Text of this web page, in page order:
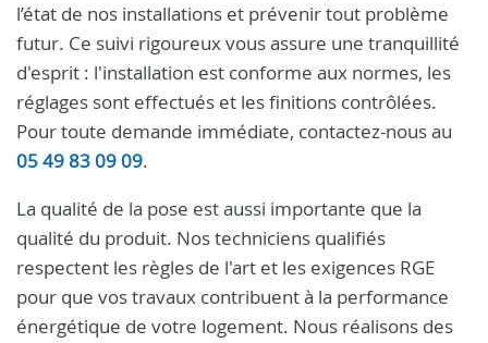
l’état de nos installations et prévenir tout problème
futur. Ce suivi rigoureux vous assure une tranquillité
d'esprit : l'installation est conforme aux normes, les
réglages sont effectués et les finitions contrôlées.
Pour toute demande immédiate, contactez-nous au
05 49 83 09 09.
La qualité de la pose est aussi importante que la
qualité du produit. Nos techniciens qualifiés
respectent les règles de l'art et les exigences RGE
pour que vos travaux contribuent à la performance
énergétique de votre logement. Nous réalisons des